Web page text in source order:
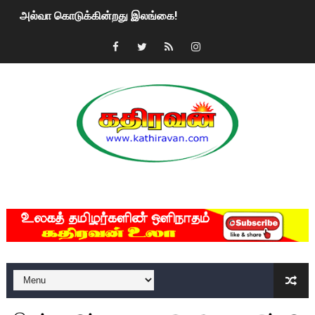
அல்வா கொடுக்கின்றது இலங்கை!
2ஆம் நாள் உக்ரைன் யுத்தம்!! எங்களைத் தனிமையில்
மகிந்த ராஜபக்சே பதவி விலக திட்டம்?
ரவுடி பேபிக்கு நடந்த தரமான சம்பவம்.. ஆபாச வீடியோக்களால்
குண்டை தூக்கிப்போட்ட ஆய்வு…. இந்தியாவின் “கோவிஷீல்டு”
யாழில் தமிழின தலைவர் பிரபாகரனின் பிறந்தநாளை
ஏர்போர்ட்டில் உதைத்த நபர் யார், என்ன நடந்தது?: உண்மையை
சீனா இலங்கையிடம் 8 மில்லியன் அமெரிக்க டொலர் நட்டஈடு